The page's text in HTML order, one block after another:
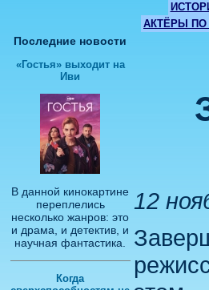
АКТЁРЫ
Последние новости
«Гостья» выходит на
Иви
В данной кинокартине
переплелись
несколько жанров: это
и драма, и детектив, и
научная фантастика.
Когда
12